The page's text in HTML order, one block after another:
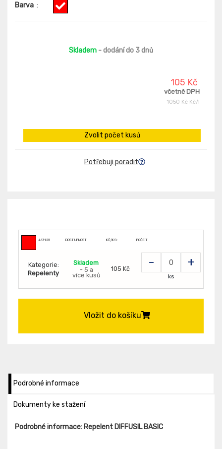
Barva :
Skladem - dodání do 3 dnů
105 Kč
včetně DPH
1050 Kč Kč/l
Zvolit počet kusů
Potřebuji poradit
413125 DOSTUPNOST KČ/KS: POČET
Kategorie:
Repelenty
Skladem
- 5 a
více kusů
105 Kč - +
ks
Vložit do košíku
Podrobné informace
Dokumenty ke stažení
Podrobné informace: Repelent DIFFUSIL BASIC